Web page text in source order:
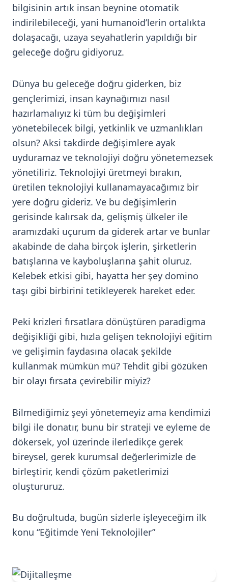
bilgisinin artık insan beynine otomatik
indirilebileceği, yani humanoid’lerin ortalıkta
dolaşacağı, uzaya seyahatlerin yapıldığı bir
geleceğe doğru gidiyoruz.
Dünya bu geleceğe doğru giderken, biz
gençlerimizi, insan kaynağımızı nasıl
hazırlamalıyız ki tüm bu değişimleri
yönetebilecek bilgi, yetkinlik ve uzmanlıkları
olsun? Aksi takdirde değişimlere ayak
uyduramaz ve teknolojiyi doğru yönetemezsek
yönetiliriz. Teknolojiyi üretmeyi bırakın,
üretilen teknolojiyi kullanamayacağımız bir
yere doğru gideriz. Ve bu değişimlerin
gerisinde kalırsak da, gelişmiş ülkeler ile
aramızdaki uçurum da giderek artar ve bunlar
akabinde de daha birçok işlerin, şirketlerin
batışlarına ve kayboluşlarına şahit oluruz.
Kelebek etkisi gibi, hayatta her şey domino
taşı gibi birbirini tetikleyerek hareket eder.
Peki krizleri fırsatlara dönüştüren paradigma
değişikliği gibi, hızla gelişen teknolojiyi eğitim
ve gelişimin faydasına olacak şekilde
kullanmak mümkün mü? Tehdit gibi gözüken
bir olayı fırsata çevirebilir miyiz?
Bilmediğimiz şeyi yönetemeyiz ama kendimizi
bilgi ile donatır, bunu bir strateji ve eyleme de
dökersek, yol üzerinde ilerledikçe gerek
bireysel, gerek kurumsal değerlerimizle de
birleştirir, kendi çözüm paketlerimizi
oluştururuz.
Bu doğrultuda, bugün sizlerle işleyeceğim ilk
konu “Eğitimde Yeni Teknolojiler”